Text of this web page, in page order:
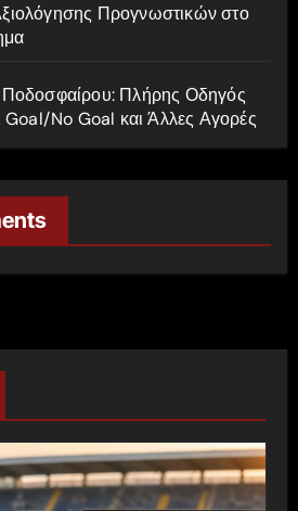
Προγνωστικών στο
Ποδοσφαίρου: Πλήρης Οδηγός
Goal/No Goal και Άλλες Αγορές